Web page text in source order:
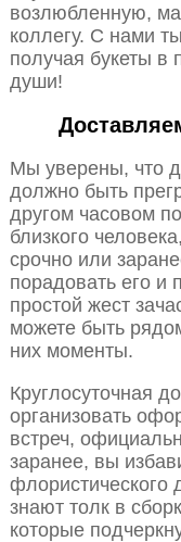
возлюбленную,
коллегу. С нами
получая букеты в
души!
Мы уверены, что
должно быть
другом часовом
близкого
срочно или
порадовать его и
простой жест
можете быть
них моменты.
Круглосуточная
организовать
встреч,
заранее, вы
флористического
знают толк в
которые